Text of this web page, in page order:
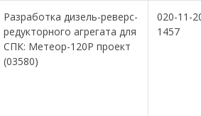
Разработка дизель-реверс-
редукторного агрегата для
СПК: Метеор-120Р проект
(03580)
020-11-
1457